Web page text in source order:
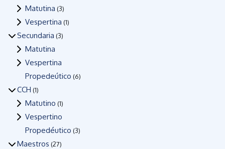
Matutina (3)
Vespertina (1)
Secundaria (3)
Matutina
Vespertina
Propedeútico (6)
CCH (1)
Matutino (1)
Vespertino
Propedéutico (3)
Maestros (27)